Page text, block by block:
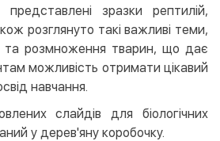
(Приватбанк)
(Монобанк)
зразки рептилій,
розглянуто такі важливі теми,
та розмноження тварин, що дає
можливість отримати цікавий
навчання.
слайдів для біологічних
у дерев'яну коробочку.